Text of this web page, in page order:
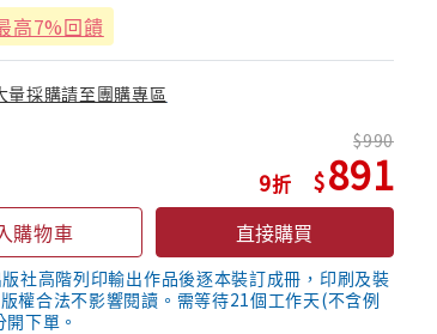
高7%回饋
量採購請至團購專區
9
990
891
購物車 直接購買
社高階列印輸出作品後逐本裝訂成冊，印刷及裝
權合法不影響閱讀。需等待21個工作天(不含例
下單。